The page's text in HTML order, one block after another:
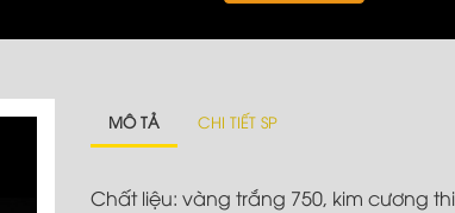
MÔ TẢ CHI TIẾT SP
Chất liệu: vàng trắng 750, kim cương